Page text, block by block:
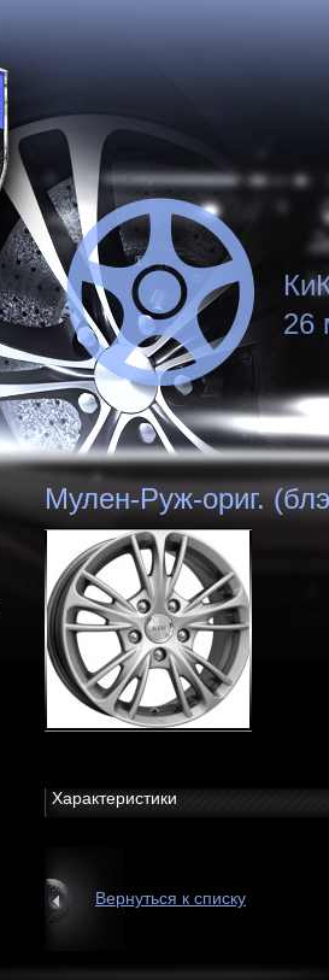
26
Мулен-Руж-ориг.
Характеристики
Вернуться к списку